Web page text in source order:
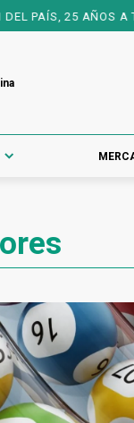
FAVOR PARA